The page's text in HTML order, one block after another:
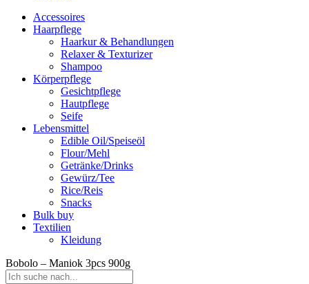
Accessoires
Haarpflege
Haarkur & Behandlungen
Relaxer & Texturizer
Shampoo
Körperpflege
Gesichtpflege
Hautpflege
Seife
Lebensmittel
Edible Oil/Speiseöl
Flour/Mehl
Getränke/Drinks
Gewürz/Tee
Rice/Reis
Snacks
Bulk buy
Textilien
Kleidung
Bobolo – Maniok 3pcs 900g